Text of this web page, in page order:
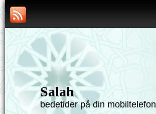
Salah
bedetider på din mobiltelefon